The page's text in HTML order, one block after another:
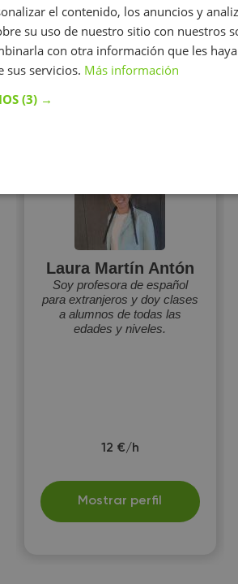
Precio 12 €/h
Perfiles vistos
Laura Martín Antón
Soy profesora de español
para extranjeros y doy clases
a alumnos de todas las
edades y niveles.
12 €/h
Mostrar perfil
el contenido, los anuncios y
su uso de nuestro sitio con nuestros
con otra información que les
sus servicios. Más información
(3) →